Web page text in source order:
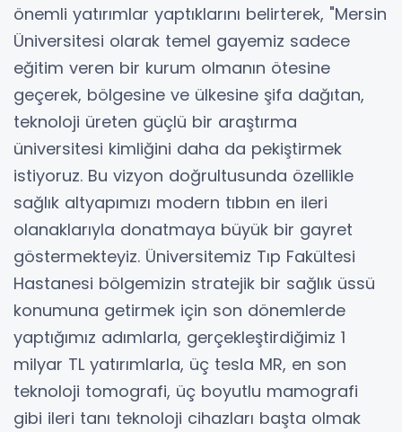
önemli yatırımlar yaptıklarını belirterek, "Mersin
Üniversitesi olarak temel gayemiz sadece
eğitim veren bir kurum olmanın ötesine
geçerek, bölgesine ve ülkesine şifa dağıtan,
teknoloji üreten güçlü bir araştırma
üniversitesi kimliğini daha da pekiştirmek
istiyoruz. Bu vizyon doğrultusunda özellikle
sağlık altyapımızı modern tıbbın en ileri
olanaklarıyla donatmaya büyük bir gayret
göstermekteyiz. Üniversitemiz Tıp Fakültesi
Hastanesi bölgemizin stratejik bir sağlık üssü
konumuna getirmek için son dönemlerde
yaptığımız adımlarla, gerçekleştirdiğimiz 1
milyar TL yatırımlarla, üç tesla MR, en son
teknoloji tomografi, üç boyutlu mamografi
gibi ileri tanı teknoloji cihazları başta olmak